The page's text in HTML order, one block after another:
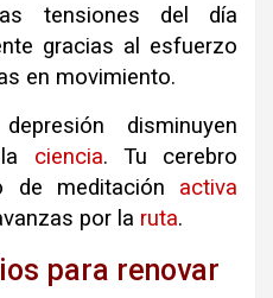
tensiones del día
gracias al esfuerzo
en movimiento.
disminuyen
ciencia. Tu cerebro
de meditación activa
por la ruta.
para renovar